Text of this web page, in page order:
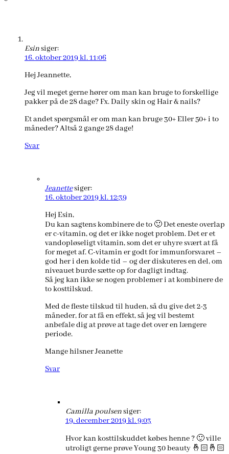
Esinsiger:
16. oktober 2019 kl. 11:06
Hej Jeannette,
Jeg vil meget gerne hører om man kan bruge to forskellige
pakker på de 28 dage? Fx. Daily skin og Hair & nails?
Et andet spørgsmål er om man kan bruge 30+ Eller 50+ i to
måneder? Altså 2 gange 28 dage!
Svar
Jeanettesiger:
16. oktober 2019 kl. 12:39
Hej Esin,
Du kan sagtens kombinere de to 🙂 Det eneste overlap
er c-vitamin, og det er ikke noget problem. Det er et
vandopløseligt vitamin, som det er uhyre svært at få
for meget af. C-vitamin er godt for immunforsvaret –
god her i den kolde tid – og der diskuteres en del, om
niveauet burde sætte op for dagligt indtag.
Så jeg kan ikke se nogen problemer i at kombinere de
to kosttilskud.
Med de fleste tilskud til huden, så du give det 2-3
måneder, for at få en effekt, så jeg vil bestemt
anbefale dig at prøve at tage det over en længere
periode.
Mange hilsner Jeanette
Svar
Camilla poulsensiger:
19. december 2019 kl. 9:03
Hvor kan kosttilskuddet købes henne ? 🙂 ville
utroligt gerne prøve Young 30 beauty 🤞🏻🤞🏻